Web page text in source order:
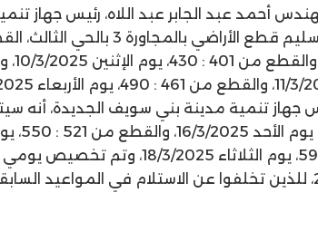
أحمد عبد الجابر عبد اللاه، رئيس جهاز
جهاز تنمية مدينة بني سويف الجديدة، أنه